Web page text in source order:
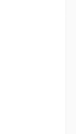
nicht verfügbar.)